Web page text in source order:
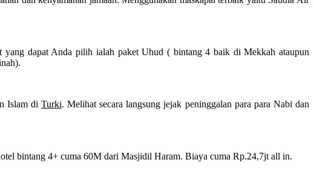
dapat Anda pilih ialah paket Uhud ( bintang 4 baik di Mekkah ataupun
Islam di Turki. Melihat secara langsung jejak peninggalan para para Nabi dan
bintang 4+ cuma 60M dari Masjidil Haram. Biaya cuma Rp.24,7jt all in.